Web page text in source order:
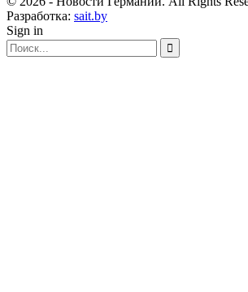
Разработка: sait.by
Sign in